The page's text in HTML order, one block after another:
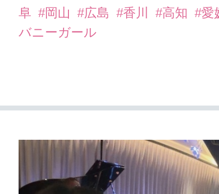
阜 #岡山 #広島 #香川 #高知 #愛
バニーガール